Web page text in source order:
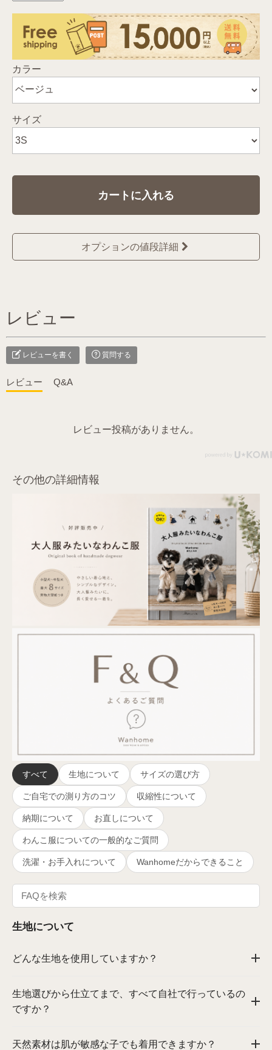
カラー
サイズ
カートに入れる
オプションの値段詳細
レビュー
レビューを書く 質問する
レビュー Q&A
レビュー投稿がありません。
その他の詳細情報
すべて 生地について サイズの選び方
ご自宅での測り方のコツ 収縮性について
納期について お直しについて
わんこ服についての一般的なご質問
洗濯・お手入れについて Wanhomeだからできること
生地について
どんな生地を使用していますか？
生地選びから仕立てまで、すべて自社で行っているの
ですか？
天然素材は肌が敏感な子でも着用できますか？